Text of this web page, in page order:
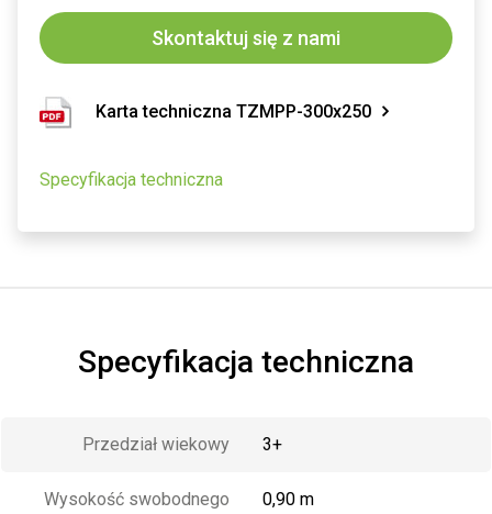
Skontaktuj się z nami
Karta techniczna TZMPP-300x250
Specyfikacja techniczna
Specyfikacja techniczna
Przedział wiekowy 3+
Wysokość swobodnego
0,90 m